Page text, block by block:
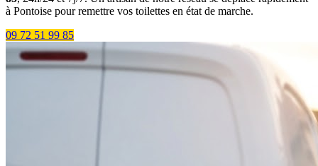
à Pontoise pour remettre vos toilettes en état de marche.
09 72 51 99 85